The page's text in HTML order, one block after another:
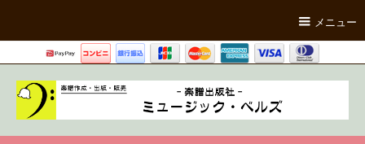
メニュー